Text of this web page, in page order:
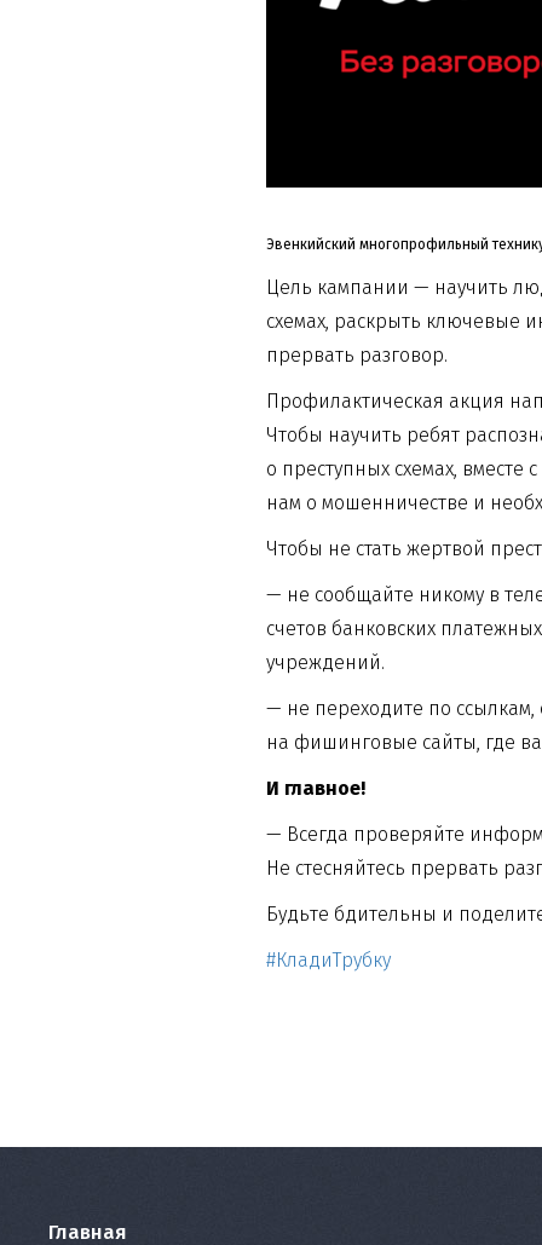
Эвенкийский многопрофильный
Цель кампании — научить
схемах, раскрыть ключевые
прервать разговор.
Профилактическая акция
Чтобы научить ребят
о преступных схемах,
нам о мошенничестве и
Чтобы не стать жертвой
— не сообщайте никому в
счетов банковских
учреждений.
— не переходите по
на фишинговые сайты, где
И главное!
— Всегда проверяйте
Не стесняйтесь прервать
Будьте бдительны и
#КладиТрубку
Главная